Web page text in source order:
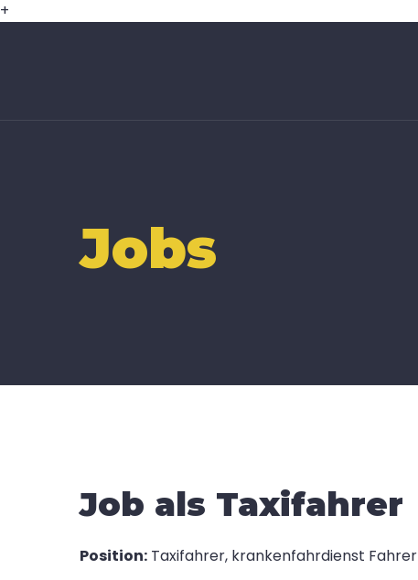
+
Jobs
Job als Taxifahrer
Position: Taxifahrer, krankenfahrdienst Fahrer